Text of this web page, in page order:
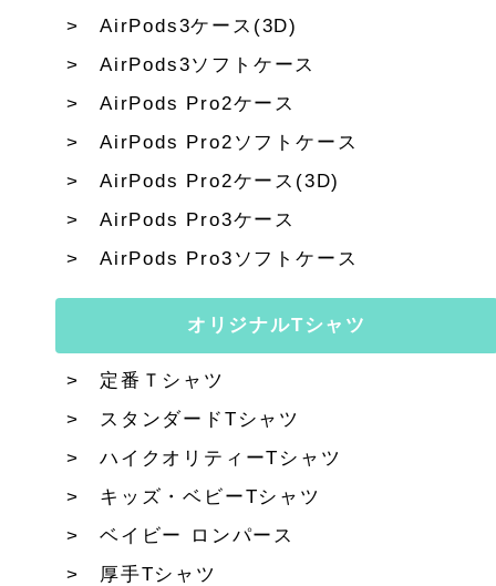
AirPods3ケース(3D)
AirPods3ソフトケース
AirPods Pro2ケース
AirPods Pro2ソフトケース
AirPods Pro2ケース(3D)
AirPods Pro3ケース
AirPods Pro3ソフトケース
オリジナルTシャツ
定番Ｔシャツ
スタンダードTシャツ
ハイクオリティーTシャツ
キッズ・ベビーTシャツ
ベイビー ロンパース
厚手Tシャツ